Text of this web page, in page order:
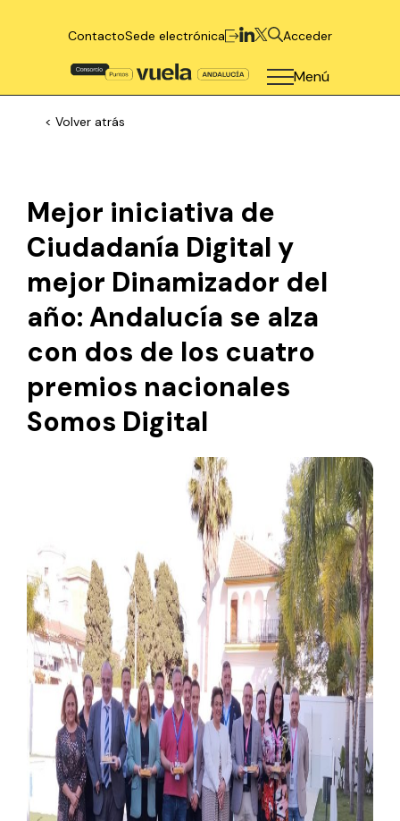
ContactoSede electrónica Acceder
Menú
< Volver atrás
Mejor iniciativa de
Ciudadanía Digital y
mejor Dinamizador del
año: Andalucía se alza
con dos de los cuatro
premios nacionales
Somos Digital